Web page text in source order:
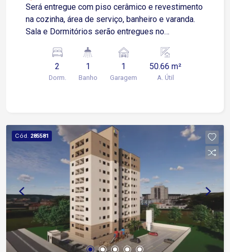
Será entregue com piso cerâmico e revestimento
na cozinha, área de serviço, banheiro e varanda.
Sala e Dormitórios serão entregues no
Garagem Descoberta e Fixa para um veículo de
pequeno ou médio porte Condomínio: torre única,
2 elevadores, playground, salão de festas.
2
Dorm.
1
Banho
1
Garagem
50.66 m²
A. Útil
Cód. 285581